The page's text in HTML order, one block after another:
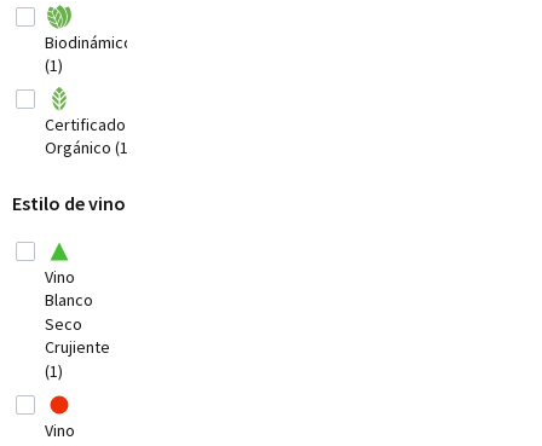
Australia
(20)
(8)
Bosnia-
Herzegovina
Brasil
Bulgaria (1)
(2)
(7)
Biodinámico
(1)
Certificado
Orgánico (1)
Estilo de vino
Vino
Blanco
Seco
Crujiente
(1)
Vino